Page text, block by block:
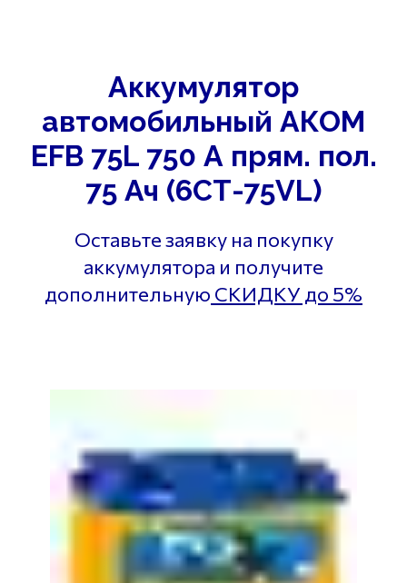
Аккумулятор
автомобильный АКОМ
EFB 75L 750 А прям. пол.
75 Ач (6СТ-75VL)
Оставьте заявку на покупку
аккумулятора и получите
дополнительную СКИДКУ до 5%